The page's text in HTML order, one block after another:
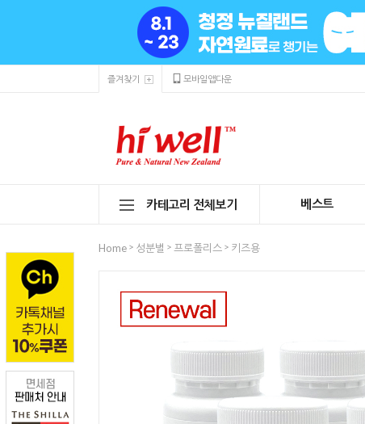
즐겨찾기 모바일앱다운
카테고리 전체보기 베스트
Home > 성분별 > 프로폴리스 > 키즈용